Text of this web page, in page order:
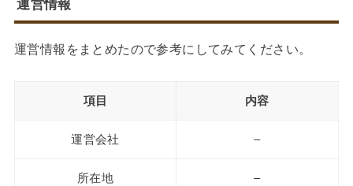
運営情報
運営情報をまとめたので参考にしてみてください。
項目 内容
運営会社 –
所在地 –